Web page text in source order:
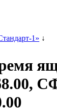
1» ↓